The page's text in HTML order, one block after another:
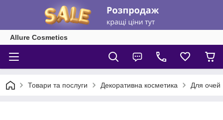
Allure Cosmetics
Товари та послуги Декоративна косметика Для очей